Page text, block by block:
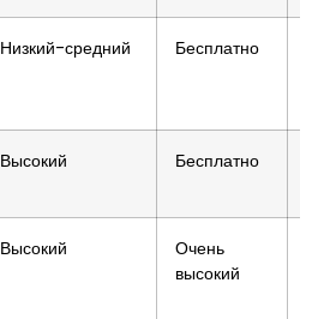
Низкий-средний Бесплатно
Высокий Бесплатно
Высокий
Очень
высокий